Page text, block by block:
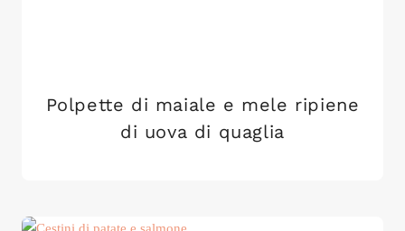
Polpette di maiale e mele ripiene
di uova di quaglia